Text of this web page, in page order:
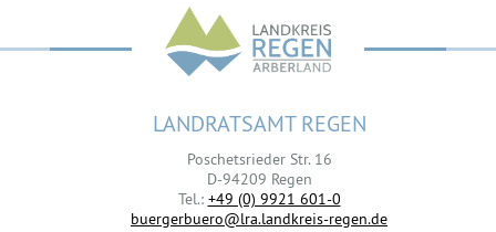
LANDRATSAMT REGEN
Poschetsrieder Str. 16
D-94209 Regen
Tel.: +49 (0) 9921 601-0
buergerbuero@lra.landkreis-regen.de